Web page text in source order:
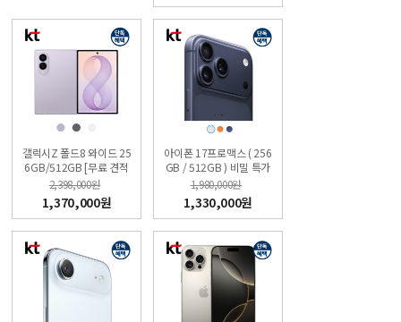
갤럭시Z 폴드8 와이드 25
6GB/512GB [무료 견적
받기] 싼올레폰
2,398,000원
1,370,000원
아이폰 17프로맥스 ( 256
GB / 512GB ) 비밀 특가
폰 KT직영점 싼올레폰
1,980,000원
1,330,000원